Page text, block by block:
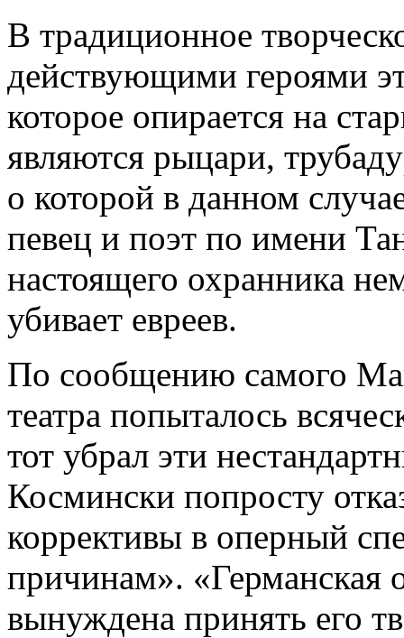
В традиционное
действующими героями
которое опирается на
являются рыцари,
о которой в данном
певец и поэт по имени
настоящего охранника
убивает евреев.
По сообщению самого
театра попыталось
тот убрал эти
Космински попросту
коррективы в оперный
причинам». «Германская
вынуждена принять его